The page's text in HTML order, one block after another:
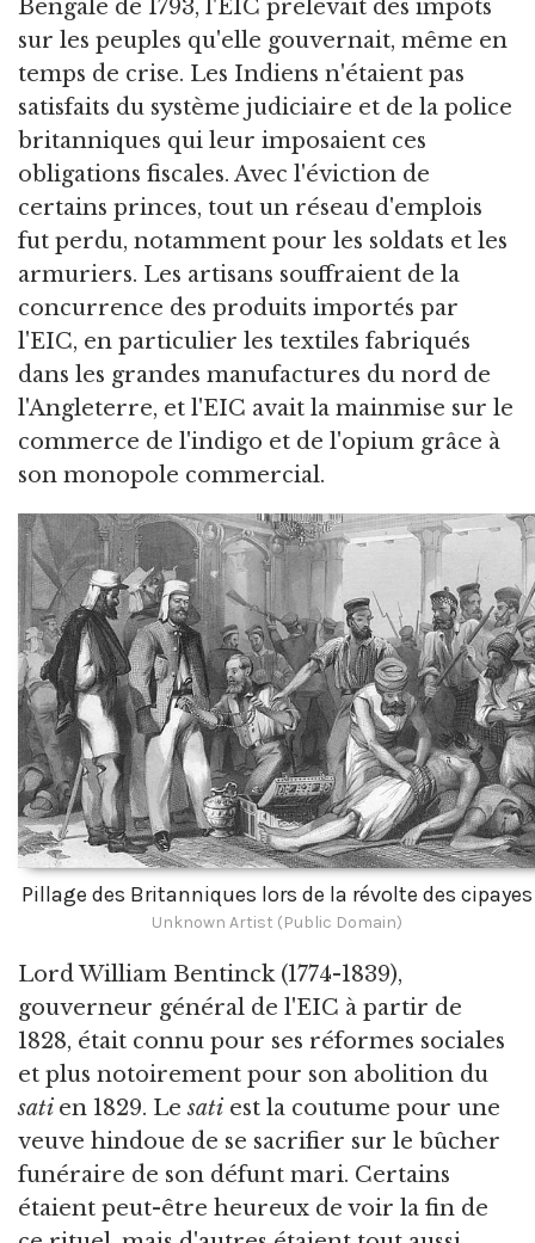
Bengale de 1793, l'EIC prélevait des impôts
sur les peuples qu'elle gouvernait, même en
temps de crise. Les Indiens n'étaient pas
satisfaits du système judiciaire et de la police
britanniques qui leur imposaient ces
obligations fiscales. Avec l'éviction de
certains princes, tout un réseau d'emplois
fut perdu, notamment pour les soldats et les
armuriers. Les artisans souffraient de la
concurrence des produits importés par
l'EIC, en particulier les textiles fabriqués
dans les grandes manufactures du nord de
l'Angleterre, et l'EIC avait la mainmise sur le
commerce de l'indigo et de l'opium grâce à
son monopole commercial.
Pillage des Britanniques lors de la révolte des cipayes
Unknown Artist (Public Domain)
Lord William Bentinck (1774-1839),
gouverneur général de l'EIC à partir de
1828, était connu pour ses réformes sociales
et plus notoirement pour son abolition du
sati en 1829. Lesati est la coutume pour une
veuve hindoue de se sacrifier sur le bûcher
funéraire de son défunt mari. Certains
étaient peut-être heureux de voir la fin de